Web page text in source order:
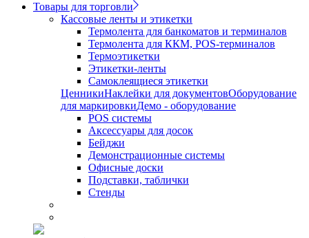
Товары для торговли
Кассовые ленты и этикетки
Термолента для банкоматов и терминалов
Термолента для ККМ, POS-терминалов
Термоэтикетки
Этикетки-ленты
Самоклеящиеся этикетки
ЦенникиНаклейки для документовОборудование
для маркировкиДемо - оборудование
POS системы
Аксессуары для досок
Бейджи
Демонстрационные системы
Офисные доски
Подставки, таблички
Стенды